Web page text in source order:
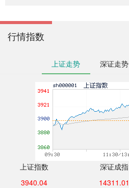
行情指数
上证走势 深证走势
上证指数
3940.04
深证成指
14311.01